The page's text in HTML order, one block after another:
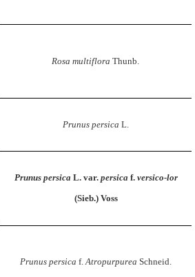
Rosa multiflora Thunb.
Prunus persica L.
Prunus persica L. var. persica f. versico-lor
(Sieb.) Voss
Prunus persica f.Atropurpurea Schneid.